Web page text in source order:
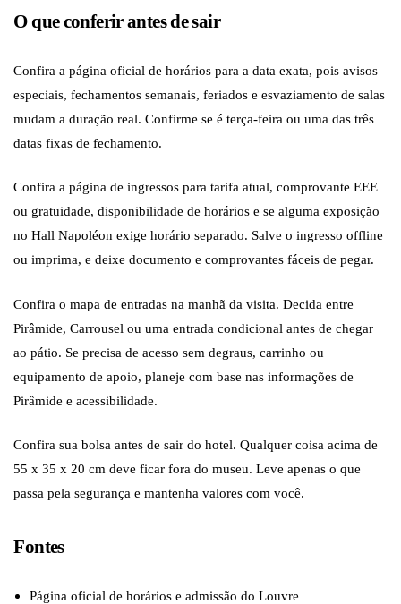
O que conferir antes de sair
Confira a página oficial de horários para a data exata, pois avisos
especiais, fechamentos semanais, feriados e esvaziamento de salas
mudam a duração real. Confirme se é terça-feira ou uma das três
datas fixas de fechamento.
Confira a página de ingressos para tarifa atual, comprovante EEE
ou gratuidade, disponibilidade de horários e se alguma exposição
no Hall Napoléon exige horário separado. Salve o ingresso offline
ou imprima, e deixe documento e comprovantes fáceis de pegar.
Confira o mapa de entradas na manhã da visita. Decida entre
Pirâmide, Carrousel ou uma entrada condicional antes de chegar
ao pátio. Se precisa de acesso sem degraus, carrinho ou
equipamento de apoio, planeje com base nas informações de
Pirâmide e acessibilidade.
Confira sua bolsa antes de sair do hotel. Qualquer coisa acima de
55 x 35 x 20 cm deve ficar fora do museu. Leve apenas o que
passa pela segurança e mantenha valores com você.
Fontes
Página oficial de horários e admissão do Louvre